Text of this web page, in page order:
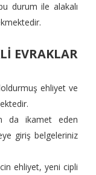
durum ile alakalı
EVRAKLAR
ehliyet ve
da ikamet eden
giriş belgeleriniz
ehliyet, yeni cipli